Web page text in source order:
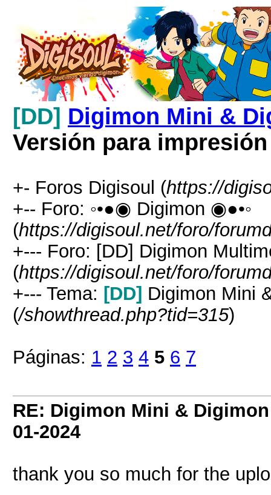
[DD] Digimon Mini &
Versión para impresión
+- Foros Digisoul (https://
+-- Foro: ◦•●◉ Digimon ◉●•◦
(https://digisoul.net/foro/
+--- Foro: [DD] Digimon
(https://digisoul.net/foro/
+--- Tema: [DD] Digimon Mini
(/showthread.php?tid=315)
Páginas: 1 2 3 4 5 6 7
RE: Digimon Mini &
01-2024
thank you so much for the